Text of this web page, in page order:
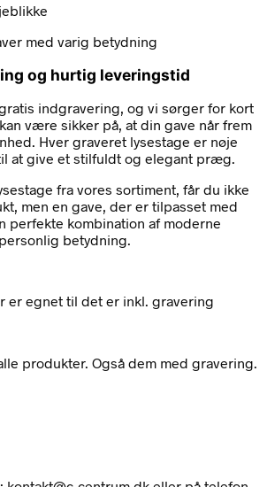
med varig betydning
og hurtig leveringstid
indgravering, og vi sørger for kort
være sikker på, at din gave når frem
Hver graveret lysestage er nøje
at give et stilfuldt og elegant præg.
fra vores sortiment, får du ikke
men en gave, der er tilpasset med
perfekte kombination af moderne
betydning.
er egnet til det er inkl. gravering
produkter. Også dem med gravering.